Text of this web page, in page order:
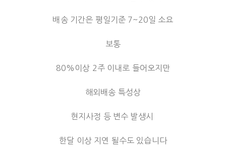
배송 기간은 평일기준 7~20일 소요
보통
80%이상 2주 이내로 들어오지만
해외배송 특성상
현지사정 등 변수 발생시
한달 이상 지연 될수도 있습니다